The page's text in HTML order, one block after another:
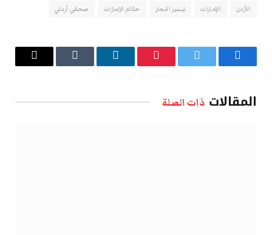
الأردن الإمارات تيسير النجار حكام الإمارات صحفي أردني
فيسبوك تويتر بينتيريستلينكدإن Tumblr
البريد
المقالات ذات الصلة